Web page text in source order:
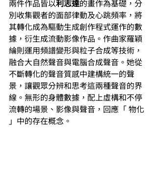
兩件作品皆以利志達的畫作為基礎，分
別收集觀者的面部律動及心跳頻率，將
其轉化成為驅動生成創作程式運作的數
據，衍生成流動影像作品。作曲家羅穎
綸則運用頻譜變形與粒子合成等技術，
融合大自然聲音與電腦合成聲音。她從
不斷轉化的聲音質感中建構統一的聲
景，讓觀眾分辨和思考這兩種聲音的界
線。無形的身體數據，配上虛構和不停
流轉的場景、影像與聲音，回應「 物化
」中的存在概念。